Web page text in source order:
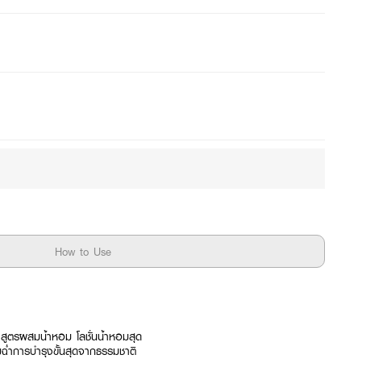
How to Use
ตรผสมน้ำหอม โลชั่นน้ำหอมสุด
การบำรุงขั้นสุดจากธรรมชาติ